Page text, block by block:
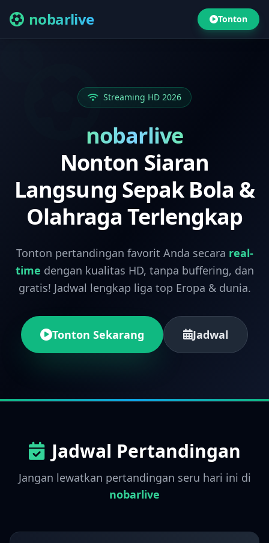
nobarlive Tonton
Streaming HD 2026
nobarlive
Nonton Siaran
Langsung Sepak Bola &
Olahraga Terlengkap
Tonton pertandingan favorit Anda secara real-
time dengan kualitas HD, tanpa buffering, dan
gratis! Jadwal lengkap liga top Eropa & dunia.
Tonton Sekarang Jadwal
Jadwal Pertandingan
Jangan lewatkan pertandingan seru hari ini di
nobarlive